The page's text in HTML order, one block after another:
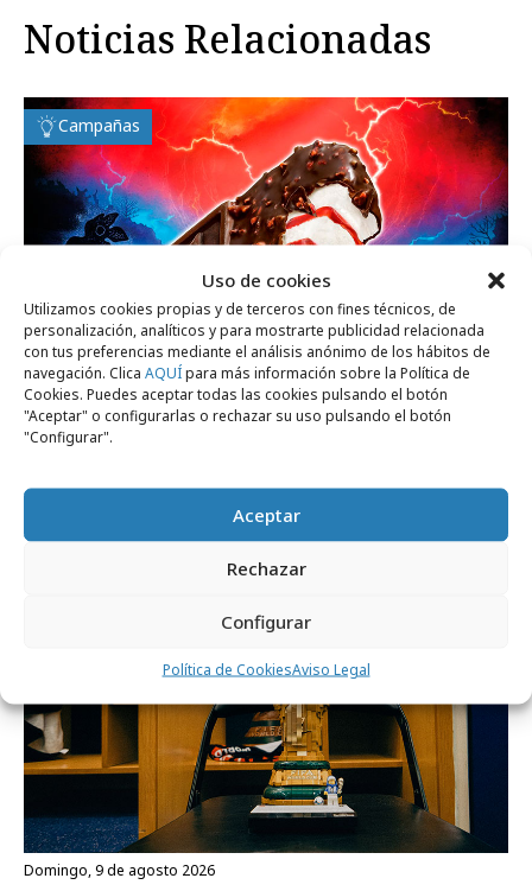
Uso de cookies
Utilizamos cookies propias y de terceros con fines técnicos, de
personalización, analíticos y para mostrarte publicidad relacionada
con tus preferencias mediante el análisis anónimo de los hábitos de
navegación. Clica AQUÍpara más información sobre la Política de
Cookies. Puedes aceptar todas las cookies pulsando el botón
"Aceptar" o configurarlas o rechazar su uso pulsando el botón
"Configurar".
Aceptar
Rechazar
Configurar
Política de CookiesAviso Legal
Noticias Relacionadas
Campañas
domingo, 9 de agosto 2026
Maxibon x Stranger Things, una
colaboración histórica con Netflix
domingo, 9 de agosto 2026